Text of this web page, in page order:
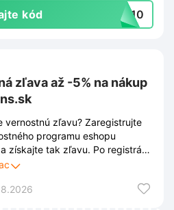
kód NS10
zľava až -5% na nákup
vernostnú zľavu? Zaregistrujte
programu eshopu
získajte tak zľavu. Po registrácii
automaticky aktivuje a môžete